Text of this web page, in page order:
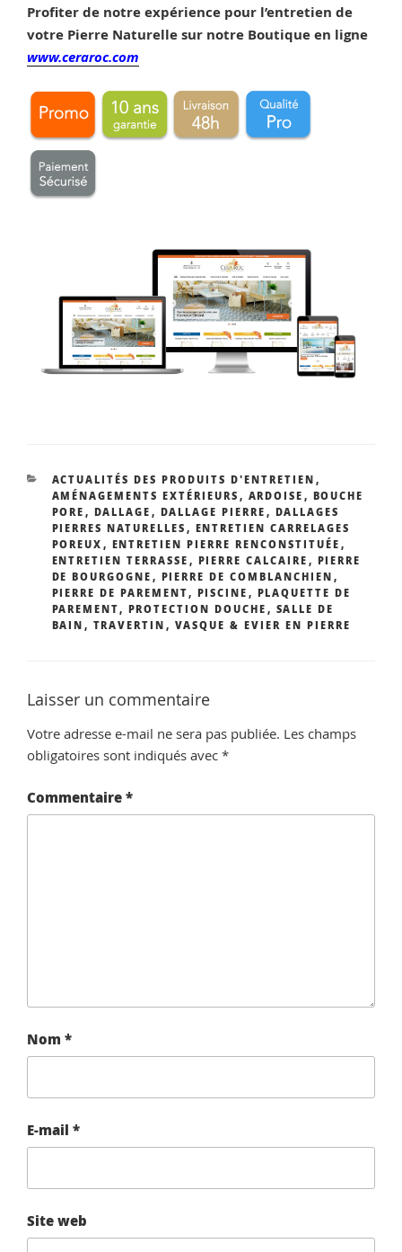
Profiter de notre expérience pour l’entretien de
votre Pierre Naturelle sur notre Boutique en ligne
www.ceraroc.com
CATÉGORIES
ACTUALITÉS DES PRODUITS D'ENTRETIEN ,
AMÉNAGEMENTS EXTÉRIEURS , ARDOISE , BOUCHE
PORE , DALLAGE , DALLAGE PIERRE , DALLAGES
PIERRES NATURELLES , ENTRETIEN CARRELAGES
POREUX , ENTRETIEN PIERRE RENCONSTITUÉE ,
ENTRETIEN TERRASSE , PIERRE CALCAIRE , PIERRE
DE BOURGOGNE , PIERRE DE COMBLANCHIEN ,
PIERRE DE PAREMENT, PISCINE , PLAQUETTE DE
PAREMENT, PROTECTION DOUCHE , SALLE DE
BAIN , TRAVERTIN , VASQUE & EVIER EN PIERRE
Laisser un commentaire
Votre adresse e-mail ne sera pas publiée. Les champs
obligatoires sont indiqués avec *
Commentaire*
Nom *
E-mail *
Site web